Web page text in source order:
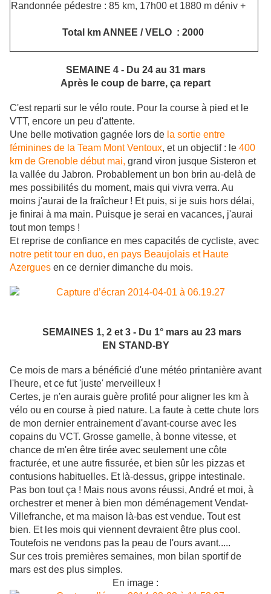
Randonnée pédestre : 85 km, 17h00 et 1880 m déniv +
Total km ANNEE / VELO : 2000
SEMAINE 4 - Du 24 au 31 mars
Après le coup de barre, ça repart
C'est reparti sur le vélo route. Pour la course à pied et le
VTT, encore un peu d'attente.
Une belle motivation gagnée lors de la sortie entre
féminines de la Team Mont Ventoux, et un objectif : le 400
km de Grenoble début mai, grand viron jusque Sisteron et
la vallée du Jabron. Probablement un bon brin au-delà de
mes possibilités du moment, mais qui vivra verra. Au
moins j'aurai de la fraîcheur ! Et puis, si je suis hors délai,
je finirai à ma main. Puisque je serai en vacances, j'aurai
tout mon temps !
Et reprise de confiance en mes capacités de cycliste, avec
notre petit tour en duo, en pays Beaujolais et Haute
Azergues en ce dernier dimanche du mois.
SEMAINES 1, 2 et 3 - Du 1° mars au 23 mars
EN STAND-BY
Ce mois de mars a bénéficié d'une météo printanière avant
l'heure, et ce fut 'juste' merveilleux !
Certes, je n'en aurais guère profité pour aligner les km à
vélo ou en course à pied nature. La faute à cette chute lors
de mon dernier entrainement d'avant-course avec les
copains du VCT. Grosse gamelle, à bonne vitesse, et
chance de m'en être tirée avec seulement une côte
fracturée, et une autre fissurée, et bien sûr les pizzas et
contusions habituelles. Et là-dessus, grippe intestinale.
Pas bon tout ça ! Mais nous avons réussi, André et moi, à
orchestrer et mener à bien mon déménagement Vendat-
Villefranche, et ma maison là-bas est vendue. Tout est
bien. Et les mois qui viennent devraient être plus cool.
Toutefois ne vendons pas la peau de l'ours avant.....
Sur ces trois premières semaines, mon bilan sportif de
mars est des plus simples.
En image :